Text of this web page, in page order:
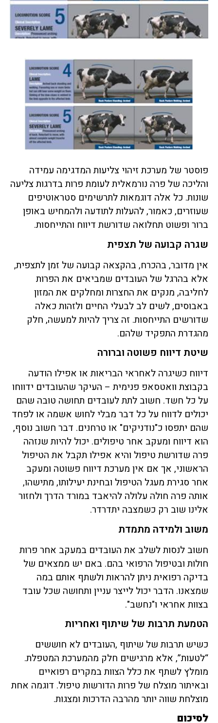
פוסטר של מערכת זיהוי צליעות המדגימה עמידה
והליכה של פרה נורמאלית לעומת פרות בדרגות צליעה
שונות. כל אלה דוגמאות לתרשימים סטראוטיפים
שעוזרים, כאמור, להעלות לתודעה ולהמחיש באופן
ברור ופשוט תחלואה שדורשת דיווח והתייחסות.
שגרה קבועה של תצפית
אין מדובר, בהכרח, בהקצאה קבועה של זמן לתצפית,
אלא בהרגל של העובדים שמביאים את הפרות
לחליבה, מנקים את החצרות ומחלקים את המזון
באבוסים, לשים לב לבעלי החיים ולזהות כאלה
שדורשים התייחסות. זה צריך להיות למעשה, חלק
מהגדרת התפקיד שלהם.
שיטת דיווח פשוטה וברורה
דיווח כשיגרה לאחראי הבריאות או אפילו הודעה
בקבוצת וואטסאפ פנימית – העיקר שהעובדים ידווחו
על כל חשד. חשוב לתת לעובדים תחושה טובה שהם
יכולים לדווח על כל דבר מבלי לחוש אשמה או לפחד
שהם יתפסו כ"נודניקים" או טרחנים. דבר חשוב נוסף,
הוא דיווח ומעקב אחר טיפולים. יכול להיות שנזהה
פרה שדורשת טיפול והיא אפילו תקבל את הטיפול
הראשוני, אך אם אין מערכת דיווח פשוטה ומעקב
אחר סגירת מעגל הטיפול ובחינת יעילותו, מתישהו,
אותה פרה חולה עלולה להיאבד במורד הדרך ולחזור
אלינו שוב רק כשמצבה יתדרדר.
משוב ולמידה מתמדת
חשוב לנסות לשלב את העובדים במעקב אחר פרות
חולות ובטיפול הרפואי בהם. באם יש ממצאים של
בדיקה רפואית ניתן להראות ולשתף אותם במה
שמצאנו. הדבר יכול לייצר עניין ותחושה שכל עובד
בצוות אחראי ו"נחשב".
הטמעת תרבות של שיתוף ואחריות
כשיש תרבות של שיתוף ,העובדים לא חוששים
“לטעות”, אלא מרגישים חלק מהמערכת המטפלת.
מומלץ לשתף את כלל הצוות במקרים רפואיים
ובאיתור מוצלח של פרות הדורשות טיפול. דוגמה אחת
מוצלחת שווה יותר מהרבה הדרכות ומצגות.
לסיכום